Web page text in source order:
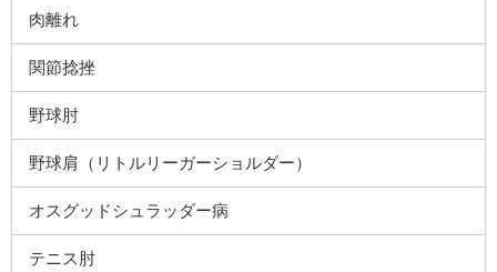
肉離れ
関節捻挫
野球肘
野球肩（リトルリーガーショルダー）
オスグッドシュラッダー病
テニス肘